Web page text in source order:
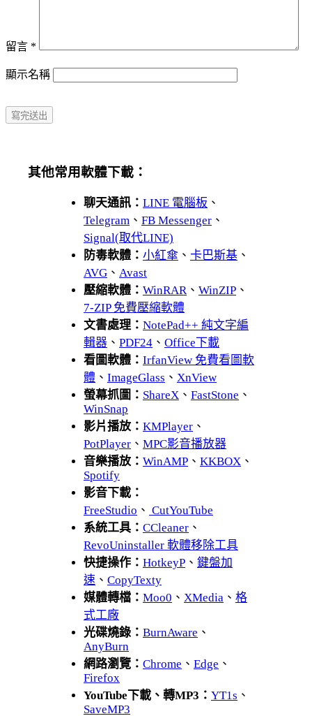
留言 *
顯示名稱
其他常用軟體下載：
聊天通訊： LINE 電腦板 、
Telegram 、 FB Messenger 、
Signal(取代LINE)
防毒軟體： 小紅傘 、 卡巴斯基 、
AVG 、 Avast
壓縮軟體： WinRAR、 WinZIP 、
7-ZIP 免費壓縮軟體
文書處理： NotePad++ 純文字編
輯器 、 PDF24 、 Office下載
看圖軟體： IrfanView 免費看圖軟
體 、 ImageGlass 、 XnView
螢幕抓圖： ShareX 、 FastStone 、
WinSnap
影片播放： KMPlayer 、
PotPlayer 、 MPC影音播放器
音樂播放： WinAMP 、 KKBOX 、
Spotify
影音下載：
FreeStudio 、 CutYouTube
系統工具： CCleaner 、
RevoUninstaller 軟體移除工具
快捷操作： HotkeyP 、 鍵盤加
速 、 CopyTexty
媒體轉檔： Moo0 、 XMedia 、 格
式工廠
光碟燒錄： BurnAware 、
AnyBurn
網路瀏覽： Chrome 、 Edge 、
Firefox
YouTube下載、轉MP3： YT1s 、
SaveMP3